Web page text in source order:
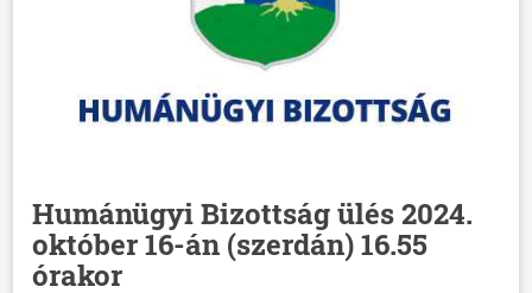
Humánügyi Bizottság ülés 2024.
október 16-án (szerdán) 16.55
órakor